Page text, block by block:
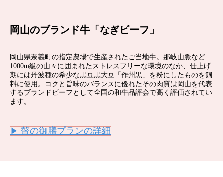
岡山のブランド牛「なぎビーフ」
岡山県奈義町の指定農場で生産されたご当地牛。那岐山脈など
1000m級の山々に囲まれたストレスフリーな環境のなか、仕上げ
期には丹波種の希少な黒豆黒大豆「作州黒」を粉にしたものを飼
料に使用。コクと旨味のバランスに優れたその肉質は岡山を代表
するブランドビーフとして全国の和牛品評会で高く評価されてい
ます。
▶ 贅の御膳プランの詳細